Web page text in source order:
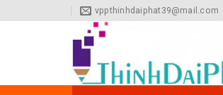
to
vppthinhdaiphat39@mail.com